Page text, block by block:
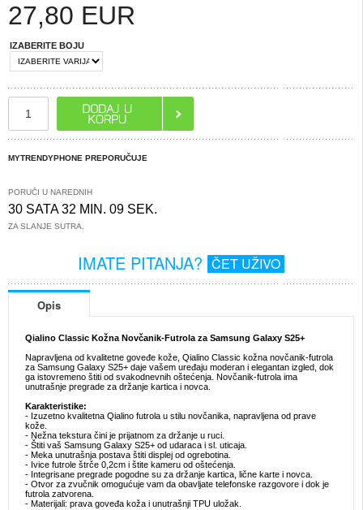
27,80 EUR
IZABERITE BOJU
MYTRENDYPHONE PREPORUČUJE
PORUČI U NAREDNIH
30 SATA 32 MIN. 09 SEK.
ZA SLANJE SUTRA.
IMATE PITANJA? ČET UŽIVO
Opis
Qialino Classic Kožna Novčanik-Futrola za Samsung Galaxy S25+
Napravljena od kvalitetne goveđe kože, Qialino Classic kožna novčanik-futrola
za Samsung Galaxy S25+ daje vašem uređaju moderan i elegantan izgled, dok
ga istovremeno štiti od svakodnevnih oštećenja. Novčanik-futrola ima
unutrašnje pregrade za držanje kartica i novca.
Karakteristike:
- Izuzetno kvalitetna Qialino futrola u stilu novčanika, napravljena od prave
kože.
- Nežna tekstura čini je prijatnom za držanje u ruci.
- Štiti vaš Samsung Galaxy S25+ od udaraca i sl. uticaja.
- Meka unutrašnja postava štiti displej od ogrebotina.
- Ivice futrole štrče 0,2cm i štite kameru od oštećenja.
- Integrisane pregrade pogodne su za držanje kartica, lične karte i novca.
- Otvor za zvučnik omogućuje vam da obavljate telefonske razgovore i dok je
futrola zatvorena.
- Materijali: prava goveđa koža i unutrašnji TPU uložak.